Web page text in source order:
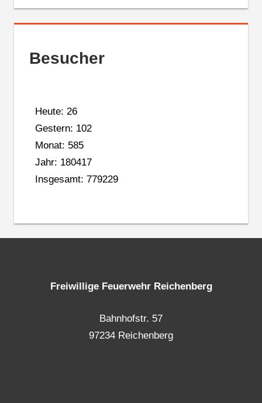
Besucher
Heute: 26
Gestern: 102
Monat: 585
Jahr: 180417
Insgesamt: 779229
Freiwillige Feuerwehr Reichenberg
Bahnhofstr. 57
97234 Reichenberg